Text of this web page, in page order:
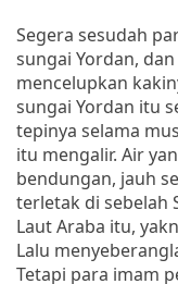
Segera sesudah
sungai Yordan,
mencelupkan
sungai Yordan itu
tepinya selama
itu mengalir. Air
bendungan, jauh
terletak di sebelah
Laut Araba itu,
Lalu
Tetapi para imam